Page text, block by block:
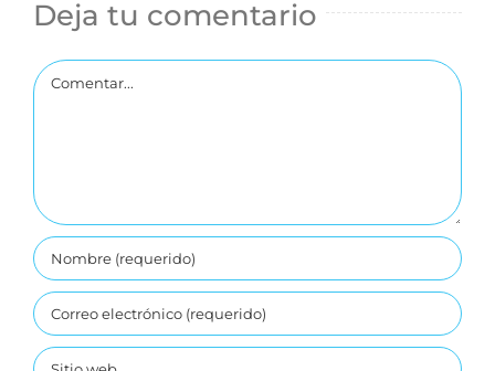
Deja tu comentario
Comentar